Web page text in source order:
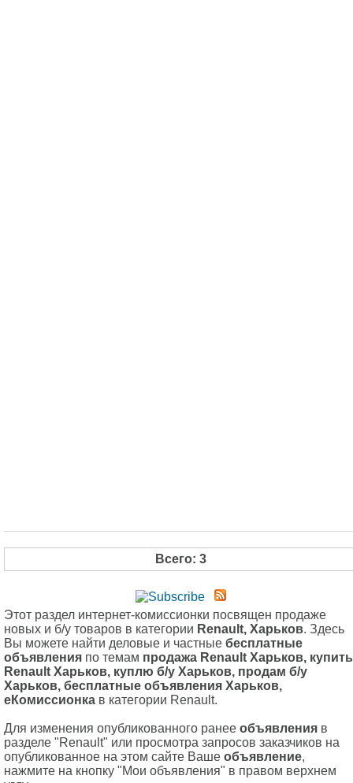
Всего: 3
Этот раздел интернет-комиссионки посвящен продаже
новых и б/у товаров в категории Renault, Харьков. Здесь
Вы можете найти деловые и частные бесплатные
объявления по темам продажа Renault Харьков, купить
Renault Харьков, куплю б/у Харьков, продам б/у
Харьков, бесплатные объявления Харьков,
еКомиссионка в категории Renault.
Для изменения опубликованного ранее объявления в
разделе "Renault" или просмотра запросов заказчиков на
опубликованное на этом сайте Ваше объявление,
нажмите на кнопку "Мои объявления" в правом верхнем